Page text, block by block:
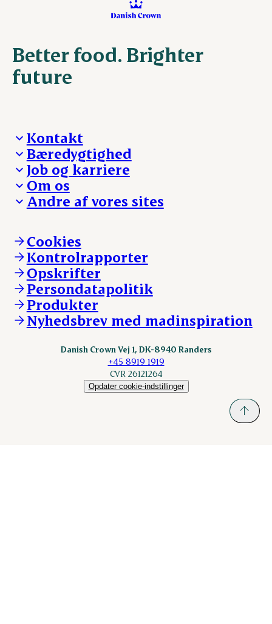
Better food. Brighter
future
Kontakt
Besøg Danish Crown
Presse og nyheder
Reklamationer
Whistleblower
Øvrige henvendelser
Bæredygtighed
Fra jord til bord
Hverdagen
Ansvarlighed og nøgletal
Job og karriere
Arbejd med os
Ledige stillinger
Om os
Hvem er vi
Vores resultater
Vores lokationer
Kontakt
Andre af vores sites
Andelsejere - kreatur
Danishcrownprofessional.com
DAT-Schaub.com
ESS-FOOD.com
Fonden Dansk Gastronomi
KLS.se
nordicspoor.com
Scanhide.dk
Cookies
Kontrolrapporter
Opskrifter
Persondatapolitik
Produkter
Nyhedsbrev med madinspiration
Danish Crown Vej 1, DK-8940 Randers
+45 8919 1919
CVR 26121264
Opdater cookie-indstillinger